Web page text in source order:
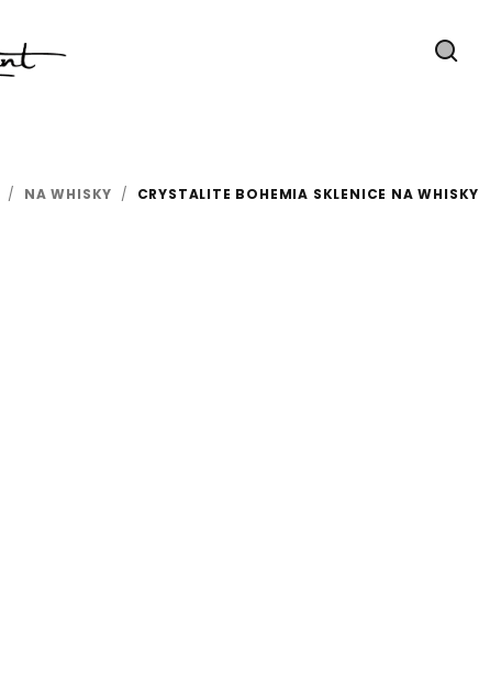
/ NA WHISKY /
CRYSTALITE BOHEMIA SKLENICE NA WHISKY